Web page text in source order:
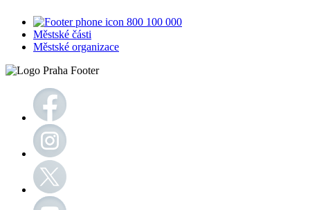
800 100 000
Městské části
Městské organizace